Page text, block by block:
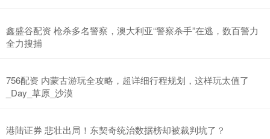
鑫盛谷配资 枪杀多名警察，澳大利亚“警察杀手”在逃，数百警力
全力搜捕
756配资 内蒙古游玩全攻略，超详细行程规划，这样玩太值了
_Day_草原_沙漠
港陆证券 悲壮出局！东契奇统治数据榜却被裁判坑了？